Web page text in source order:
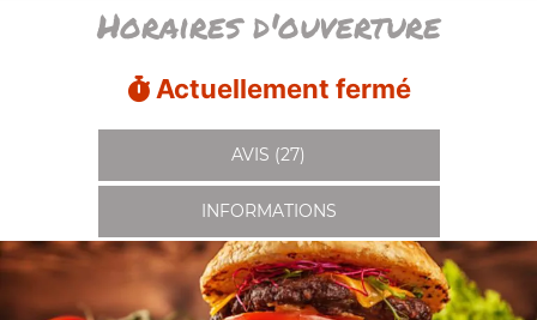
Horaires d'ouverture
Actuellement fermé
AVIS (27)
INFORMATIONS